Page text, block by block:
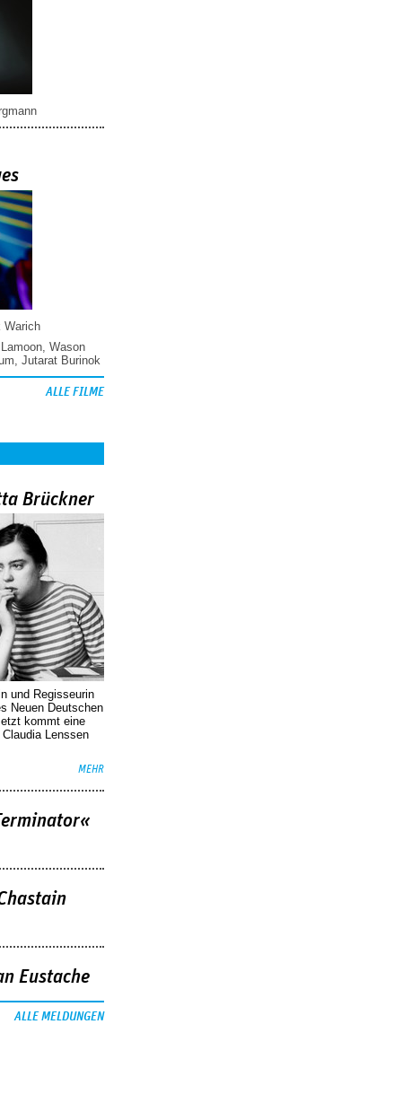
Warich
Wason
Jutarat Burinok
ALLE FILME
Brückner
und Regisseurin
Neuen Deutschen
kommt eine
Lenssen
MEHR
Eustache
ALLE MELDUNGEN